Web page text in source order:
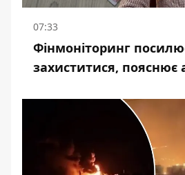
07:33
Фінмоніторинг
захиститися, пояснює